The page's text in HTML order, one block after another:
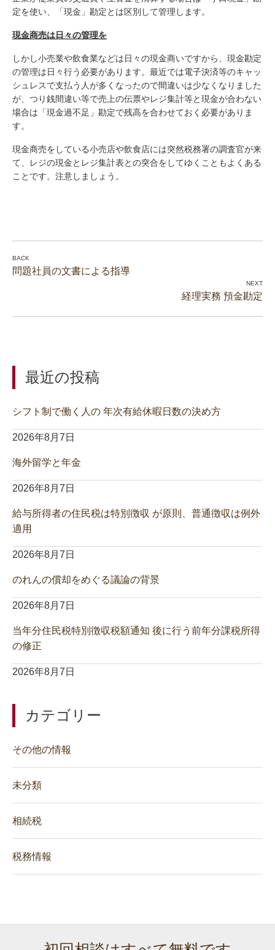
定を使い、「現金」勘定とは区別して管理します。
現金商売は日々の管理を
しかし小売業や飲食業などは日々の現金商いですから、現金勘定
の管理は日々行う必要があります。最近では電子決済等のキャッ
シュレスで支払う人が多くなったので間違いは少なくなりました
が、つり銭間違い等で売上の伝票やレジ集計等と現金が合わない
場合は「現金過不足」勘定で残高を合わせておく必要がありま
す。
現金商売をしている小売店や飲食店には突然税務署の調査官が来
て、レジの現金とレジ集計表との突合をしてゆくこともよくある
ことです。注意しましょう。
問題社員の文書による指導
経理実務 預金勘定
最近の投稿
シフト制で働く人の 年次有給休暇日数の決め方
2026年8月7日
海外留学と年金
2026年8月7日
給与所得者の住民税は特別徴収 が原則、普通徴収は例外
適用
2026年8月7日
のれんの償却をめぐる議論の背景
2026年8月7日
当年分住民税特別徴収税額通知 後に行う前年分課税所得
の修正
2026年8月7日
カテゴリー
その他の情報
未分類
相続税
税務情報